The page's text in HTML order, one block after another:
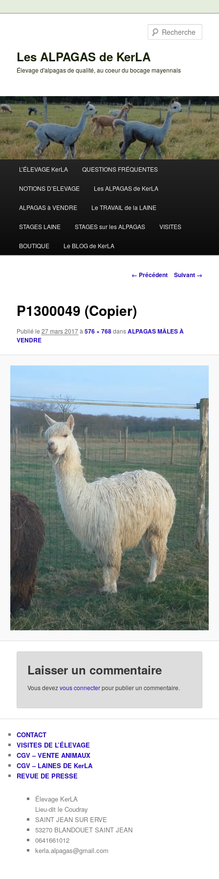
Les ALPAGAS de KerLA
Élevage d'alpagas de qualité, au coeur du bocage mayennais
principal
L’ÉLEVAGE KerLA QUESTIONS FRÉQUENTES
NOTIONS D’ELEVAGE Les ALPAGAS de KerLA
ALPAGAS à VENDRE Le TRAVAIL de la LAINE
STAGES LAINE STAGES sur les ALPAGAS VISITES
BOUTIQUE Le BLOG de KerLA
Navigation
← Précédent Suivant →
P1300049 (Copier)
Publié le27 mars 2017à576 × 768dansALPAGAS MÂLES À
VENDRE
Laisser un commentaire
Vous devezvous connecterpour publier un commentaire.
CONTACT
VISITES DE L’ÉLEVAGE
CGV – VENTE ANIMAUX
CGV – LAINES DE KerLA
REVUE DE PRESSE
Élevage KerLA
Lieu-dit le Coudray
SAINT JEAN SUR ERVE
53270 BLANDOUET SAINT JEAN
0641661012
kerla.alpagas@gmail.com